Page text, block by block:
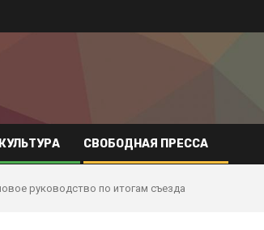
КУЛЬТУРА СВОБОДНАЯ ПРЕССА
руководство по итогам съезда